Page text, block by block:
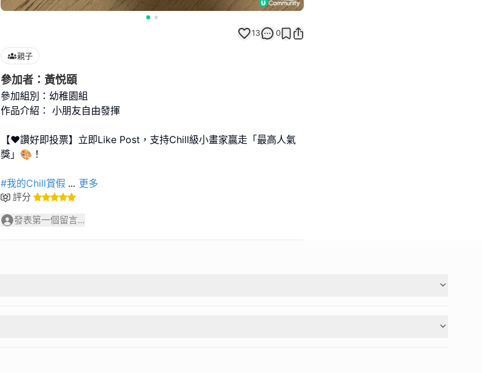
13 0
親子
參加者：黃悦頤
參加組別：幼稚園組
作品介紹： 小朋友自由發揮
【❤️讚好即投票】立即Like Post，支持Chill級小畫家贏走「最高人氣
獎」🎨！
#我的Chill賞假 ... 更多
評分
發表第一個留言...